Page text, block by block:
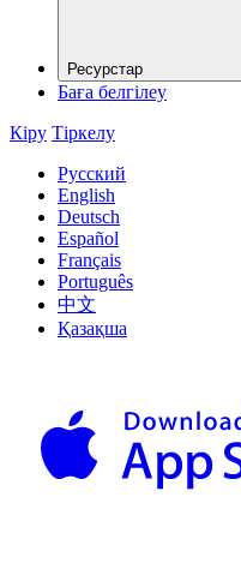
Ресурстар
Баға белгілеу
Кіру Тіркелу
Русский
English
Deutsch
Español
Français
Português
中文
Қазақша